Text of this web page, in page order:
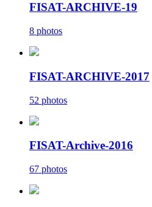
FISAT-ARCHIVE-19
8 photos
FISAT-ARCHIVE-2017
52 photos
FISAT-Archive-2016
67 photos